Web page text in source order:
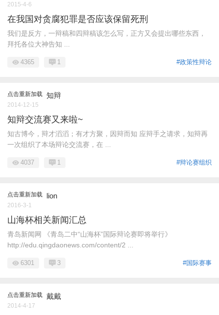
2015-4-6
在我国对贪腐犯罪是否应该保留死刑
我们是反方，一辩稿和四辩稿该怎么写，正方又会提出哪些东西，
拜托各位大神告知 ...
#政策性辩论
4365 1
点击重新加载 知辩
2014-12-15
知辩交流赛又来啦~
知古博今，辩才滔滔；有才方聚，因辩而知 应辩手之请求，知辩再
一次组织了本场辩论交流赛，在 ...
#辩论赛组织
4037 1
点击重新加载 lion
2016-3-1
山海杯相关新闻汇总
青岛新闻网 《青岛二中“山海杯”国际辩论赛即将举行》
http://edu.qingdaonews.com/content/2 ...
#国际赛事
6301 3
点击重新加载 戴戴
2014-4-17